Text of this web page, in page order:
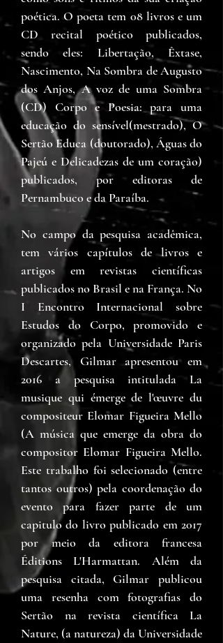
poética. O poeta tem 08 livros e um
CD recital poético publicados,
sendo eles: Libertação, Êxtase,
Nascimento, Na Sombra de Augusto
dos Anjos, A voz de uma Sombra
(CD) Corpo e Poesia: para uma
educação do sensível(mestrado), O
Sertão Educa (doutorado), Águas do
Pajeú e Delicadezas de um coração)
publicados, por editoras de
Pernambuco e da Paraíba.
No campo da pesquisa acadêmica,
tem vários capítulos de livros e
artigos em revistas científicas
publicados no Brasil e na França. No
I Encontro Internacional sobre
Estudos do Corpo, promovido e
organizado pela Universidade Paris
Descartes, Gilmar apresentou em
2016 a pesquisa intitulada La
musique qui émerge de l'œuvre du
compositeur Elomar Figueira Mello
(A música que emerge da obra do
compositor Elomar Figueira Mello.
Este trabalho foi selecionado (entre
tantos outros) pela coordenação do
evento para fazer parte de um
capitulo do livro publicado em 2017
por meio da editora francesa
Éditions L'Harmattan. Além da
pesquisa citada, Gilmar publicou
uma resenha com fotografias do
Sertão na revista científica La
Nature, (a natureza) da Universidade